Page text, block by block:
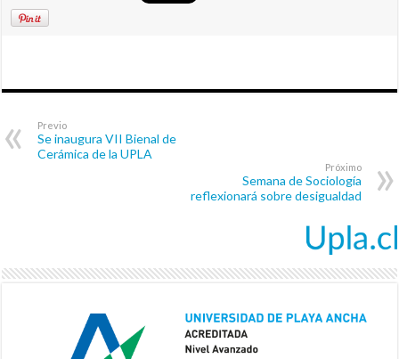
Previo
Se inaugura VII Bienal de
Cerámica de la UPLA
Próximo
Semana de Sociología
reflexionará sobre desigualdad